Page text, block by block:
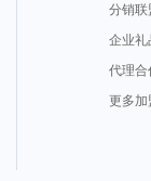
分销联
企业礼
代理合
更多加